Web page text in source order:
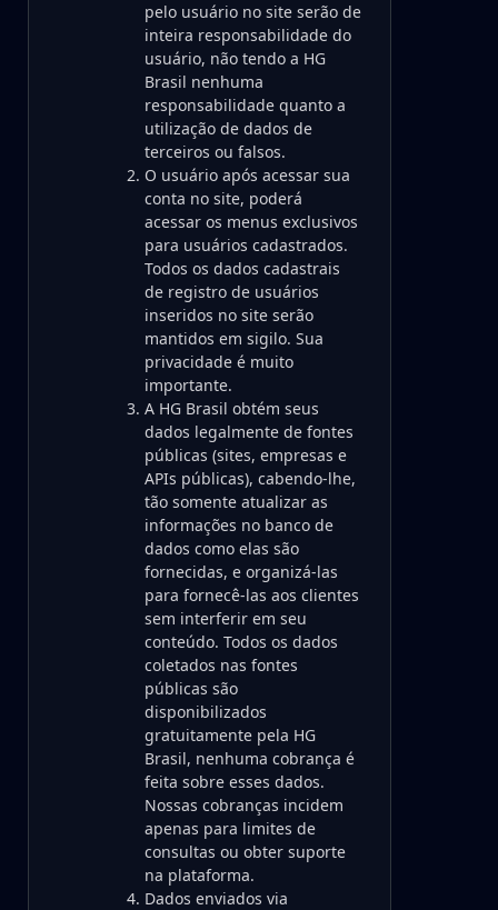
pelo usuário no site serão de
inteira responsabilidade do
usuário, não tendo a HG
Brasil nenhuma
responsabilidade quanto a
utilização de dados de
terceiros ou falsos.
O usuário após acessar sua
conta no site, poderá
acessar os menus exclusivos
para usuários cadastrados.
Todos os dados cadastrais
de registro de usuários
inseridos no site serão
mantidos em sigilo. Sua
privacidade é muito
importante.
A HG Brasil obtém seus
dados legalmente de fontes
públicas (sites, empresas e
APIs públicas), cabendo-lhe,
tão somente atualizar as
informações no banco de
dados como elas são
fornecidas, e organizá-las
para fornecê-las aos clientes
sem interferir em seu
conteúdo. Todos os dados
coletados nas fontes
públicas são
disponibilizados
gratuitamente pela HG
Brasil, nenhuma cobrança é
feita sobre esses dados.
Nossas cobranças incidem
apenas para limites de
consultas ou obter suporte
na plataforma.
Dados enviados via